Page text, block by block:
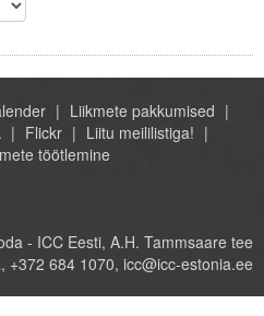
Liikmete pakkumised
Flickr
Liitu meililistiga!
töötlemine
- ICC Eesti, A.H. Tammsaare tee
+372 684 1070, icc@icc-estonia.ee